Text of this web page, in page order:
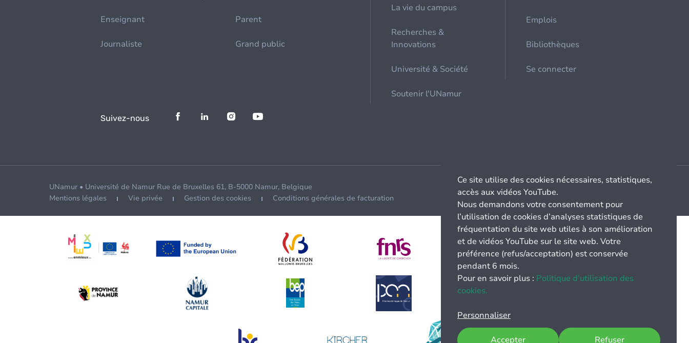
Enseignant Parent
Journaliste Grand public
La vie du campus
Recherches &
Innovations
Université & Société
Soutenir l'UNamur
Emplois
Bibliothèques
Se connecter
Suivez-nous
UNamur • Université de Namur Rue de Bruxelles 61, B-5000 Namur, Belgique
Mentions légales
Vie privée Gestion des cookies Conditions générales de facturation
Ce site utilise des cookies nécessaires, statistiques,
accès aux vidéos YouTube.
Nous demandons votre consentement pour
l’utilisation de cookies d’analyses statistiques de
fréquentation du site web utiles à son amélioration
et de vidéos YouTube sur le site web. Votre
préférence (refus/acceptation) est conservée
pendant 6 mois.
Pour en savoir plus : Politique d’utilisation des
cookies.
Personnaliser
Refuser
Accepter